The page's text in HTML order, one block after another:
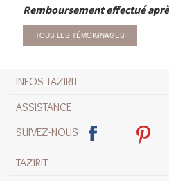
Remboursement effectué
TOUS LES TÉMOIGNAGES
INFOS TAZIRIT
ASSISTANCE
SUIVEZ-NOUS
TAZIRIT